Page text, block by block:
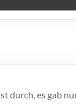
durch, es gab